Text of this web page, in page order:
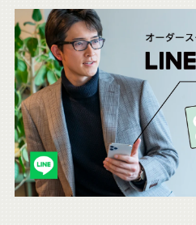
こ
ち
ら
も
チ
ェ